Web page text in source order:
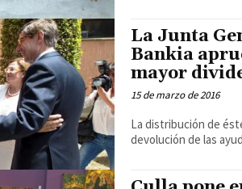
La Junta
Bankia
mayor
15 de marzo de 2016
La distribución de
devolución de las